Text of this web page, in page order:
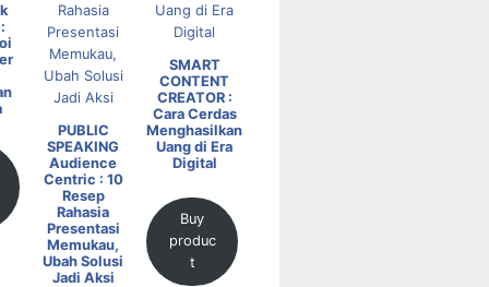
PUBLIC
SPEAKING
Audience
Centric : 10
Resep
Rahasia
Presentasi
Memukau,
Ubah Solusi
Jadi Aksi
SMART
CONTENT
CREATOR :
Cara Cerdas
Menghasilkan
Uang di Era
Digital
Buy
produc
t